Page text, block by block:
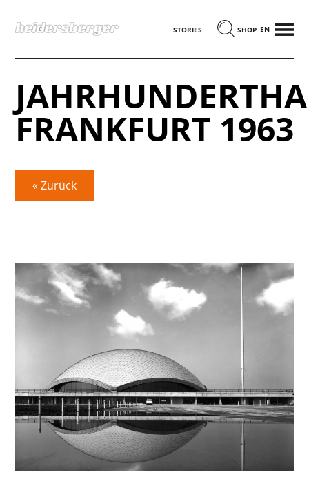
STORIES SHOP ENGLISCH
MENÜ
FRANKFURT 1963
« Zurück